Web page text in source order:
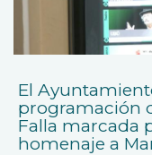
El
programación
Falla marcada
homenaje a